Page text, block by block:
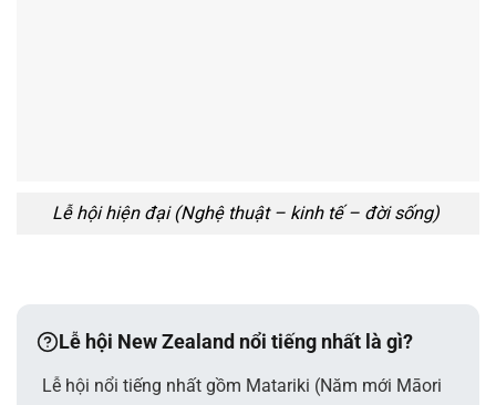
Lễ hội hiện đại (Nghệ thuật – kinh tế – đời sống)
Lễ hội New Zealand nổi tiếng nhất là gì?
Lễ hội nổi tiếng nhất gồm Matariki (Năm mới Māori